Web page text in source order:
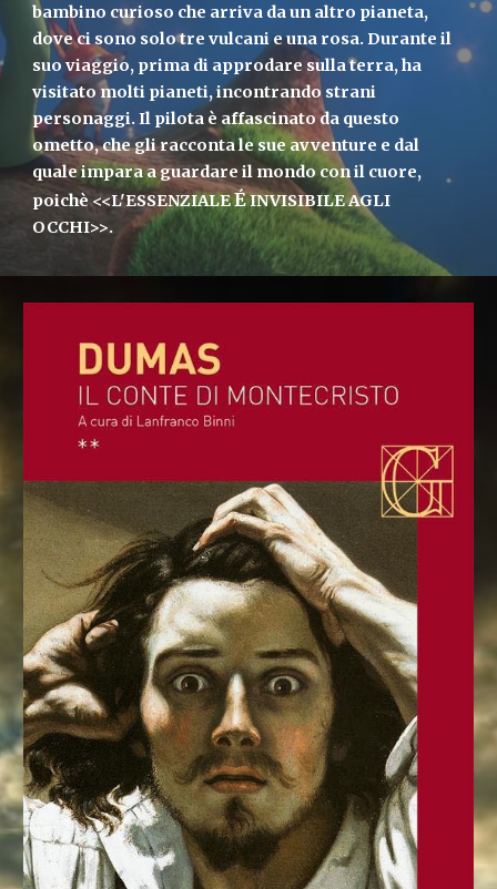
bambino curioso che arriva da un altro pianeta,
dove ci sono solo tre vulcani e una rosa. Durante il
suo viaggio, prima di approdare sulla terra, ha
visitato molti pianeti, incontrando strani
personaggi. Il pilota è affascinato da questo
ometto, che gli racconta le sue avventure e dal
quale impara a guardare il mondo con il cuore,
poichè <<L'ESSENZIALEÉINVISIBILE AGLI
OCCHI>>.